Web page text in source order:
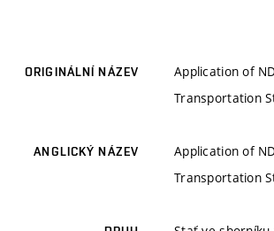
ORIGINÁLNÍ NÁZEV
Application of
Transportation
ANGLICKÝ NÁZEV
Application of
Transportation